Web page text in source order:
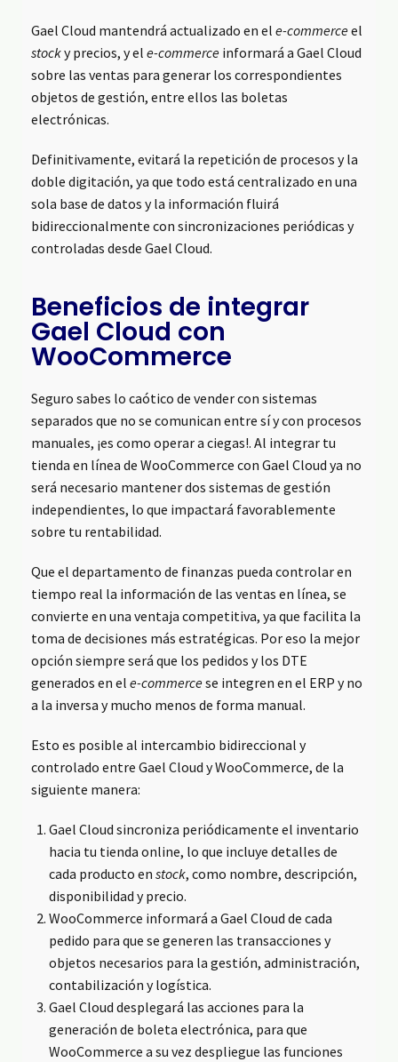
Gael Cloud mantendrá actualizado en el e-commerceel
stocky precios, y el e-commerce informará a Gael Cloud
sobre las ventas para generar los correspondientes
objetos de gestión, entre ellos las boletas
electrónicas.
Definitivamente, evitará la repetición de procesos y la
doble digitación, ya que todo está centralizado en una
sola base de datos y la información fluirá
bidireccionalmente con sincronizaciones periódicas y
controladas desde Gael Cloud.
Beneficios de integrar
Gael Cloud con
WooCommerce
Seguro sabes lo caótico de vender con sistemas
separados que no se comunican entre sí y con procesos
manuales, ¡es como operar a ciegas!. Al integrar tu
tienda en línea de WooCommerce con Gael Cloud ya no
será necesario mantener dos sistemas de gestión
independientes, lo que impactará favorablemente
sobre tu rentabilidad.
Que el departamento de finanzas pueda controlar en
tiempo real la información de las ventas en línea, se
convierte en una ventaja competitiva, ya que facilita la
toma de decisiones más estratégicas. Por eso la mejor
opción siempre será que los pedidos y los DTE
generados en el e-commercese integren en el ERP y no
a la inversa y mucho menos de forma manual.
Esto es posible al intercambio bidireccional y
controlado entre Gael Cloud y WooCommerce, de la
siguiente manera:
Gael Cloud sincroniza periódicamente el inventario
hacia tu tienda online, lo que incluye detalles de
cada producto en stock, como nombre, descripción,
disponibilidad y precio.
WooCommerce informará a Gael Cloud de cada
pedido para que se generen las transacciones y
objetos necesarios para la gestión, administración,
contabilización y logística.
Gael Cloud desplegará las acciones para la
generación de boleta electrónica, para que
WooCommerce a su vez despliegue las funciones